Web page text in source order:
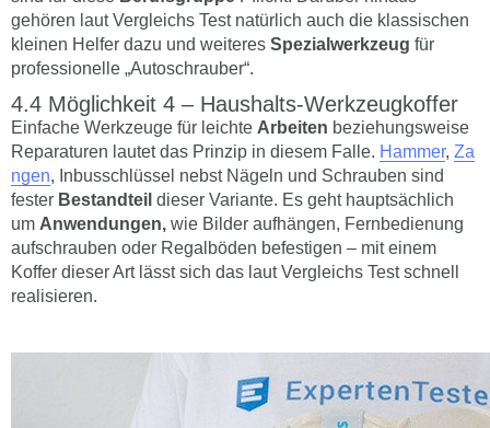
gehören laut Vergleichs Test natürlich auch die klassischen
kleinen Helfer dazu und weiteres Spezialwerkzeug für
professionelle „Autoschrauber“.
Möglichkeit 4 – Haushalts-Werkzeugkoffer
Einfache Werkzeuge für leichte Arbeiten beziehungsweise
Reparaturen lautet das Prinzip in diesem Falle. Hammer, Za
ngen, Inbusschlüssel nebst Nägeln und Schrauben sind
fester Bestandteil dieser Variante. Es geht hauptsächlich
um Anwendungen, wie Bilder aufhängen, Fernbedienung
aufschrauben oder Regalböden befestigen – mit einem
Koffer dieser Art lässt sich das laut Vergleichs Test schnell
realisieren.